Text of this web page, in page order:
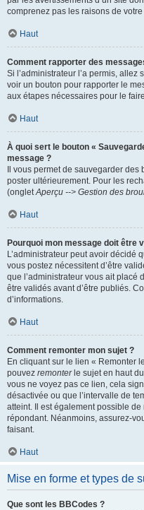
comprenez pas les raisons de
Haut
Comment rapporter des
Si l’administrateur l’a permis,
voir un bouton pour rapporter le
aux étapes nécessaires pour le
Haut
À quoi sert le bouton «
message ?
Il vous permet de sauvegarder
poster ultérieurement. Pour les
(ongletAperçu --> Gestion des
Haut
Pourquoi mon message doit être
L’administrateur peut avoir décidé
vous postez nécessitent d’être
que l’administrateur vous ait placé
être validés avant d’être publiés.
d’informations.
Haut
Comment remonter mon sujet ?
En cliquant sur le lien « Remonter
pouvez remonterle sujet en haut
vous ne voyez pas ce lien, cela
désactivée ou que l’intervalle de
atteint. Il est également possible
répondant. Néanmoins, assurez-
faisant.
Haut
Mise en forme et types de
Que sont les BBCodes ?